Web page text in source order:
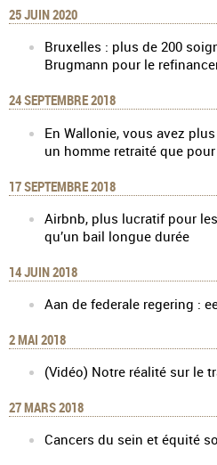
25 JUIN 2020
Bruxelles : plus de 200
Brugmann pour le
24 SEPTEMBRE 2018
En Wallonie, vous avez
un homme retraité que
17 SEPTEMBRE 2018
Airbnb, plus lucratif pour
qu’un bail longue durée
14 JUIN 2018
Aan de federale regering :
2 MAI 2018
(Vidéo) Notre réalité sur le
27 MARS 2018
Cancers du sein et équité